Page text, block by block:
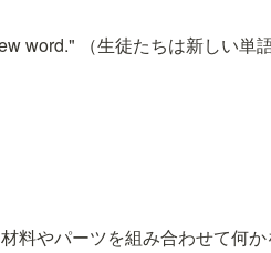
word." （生徒たちは新しい単
料やパーツを組み合わせて何か